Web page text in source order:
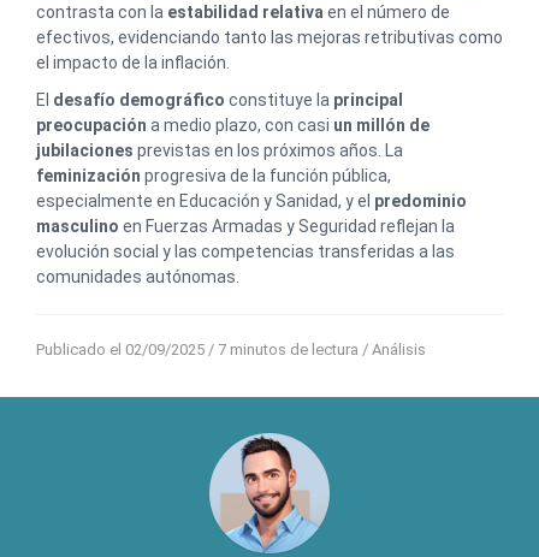
contrasta con la estabilidad relativa en el número de
efectivos, evidenciando tanto las mejoras retributivas como
el impacto de la inflación.
El desafío demográfico constituye la principal
preocupación a medio plazo, con casi un millón de
jubilaciones previstas en los próximos años. La
feminización progresiva de la función pública,
especialmente en Educación y Sanidad, y el predominio
masculino en Fuerzas Armadas y Seguridad reflejan la
evolución social y las competencias transferidas a las
comunidades autónomas.
Publicado el 02/09/2025 / 7 minutos de lectura / Análisis